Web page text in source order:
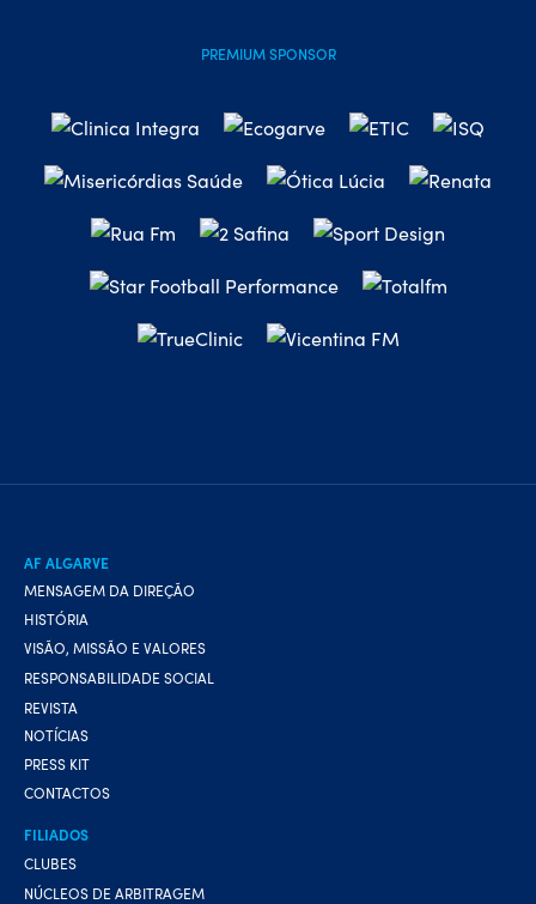
PREMIUM SPONSOR
AF ALGARVE
MENSAGEM DA DIREÇÃO
HISTÓRIA
VISÃO, MISSÃO E VALORES
RESPONSABILIDADE SOCIAL
REVISTA
NOTÍCIAS
PRESS KIT
CONTACTOS
FILIADOS
CLUBES
NÚCLEOS DE ARBITRAGEM